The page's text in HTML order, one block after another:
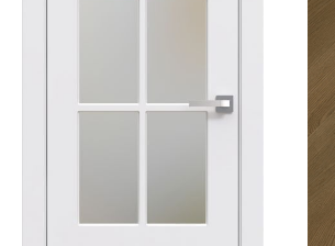
напольные покрытия
контакты